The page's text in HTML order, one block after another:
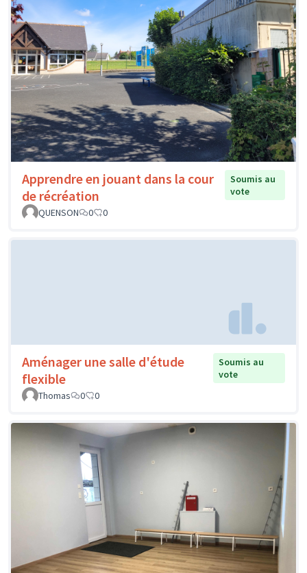
Apprendre en jouant dans la cour
de récréation
Soumis au
vote
QUENSON
0 0
Aménager une salle d'étude
flexible
Soumis au
vote
Thomas
0 0